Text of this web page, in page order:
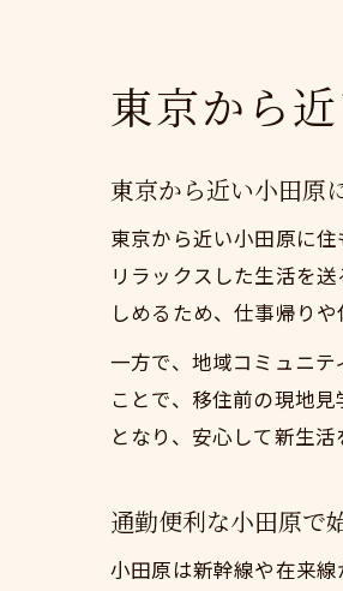
東京から
東京から近い小田原
東京から近い小田原に
リラックスした生活を
しめるため、仕事帰り
一方で、地域コミュニ
ことで、移住前の現地
となり、安心して新生活
通勤便利な小田原で
小田原は新幹線や在来